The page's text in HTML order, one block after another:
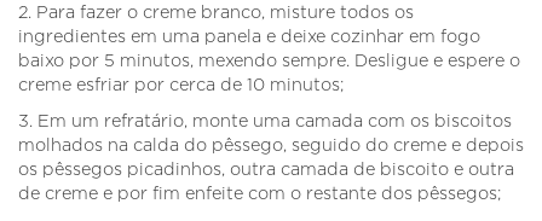
2. Para fazer o creme branco, misture todos os
ingredientes em uma panela e deixe cozinhar em fogo
baixo por 5 minutos, mexendo sempre. Desligue e espere o
creme esfriar por cerca de 10 minutos;
3. Em um refratário, monte uma camada com os biscoitos
molhados na calda do pêssego, seguido do creme e depois
os pêssegos picadinhos, outra camada de biscoito e outra
de creme e por fim enfeite com o restante dos pêssegos;